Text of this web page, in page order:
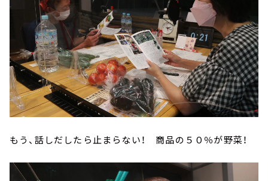
もう、話しだしたら止まらない！ 商品の５０％が野菜！